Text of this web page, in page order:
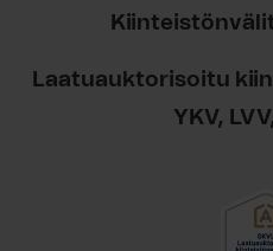
Laatuauktorisoitu
YKV,